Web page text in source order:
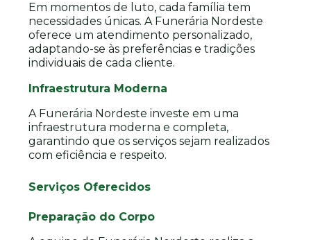
Em momentos de luto, cada família tem
necessidades únicas. A Funerária Nordeste
oferece um atendimento personalizado,
adaptando-se às preferências e tradições
individuais de cada cliente.
Infraestrutura Moderna
A Funerária Nordeste investe em uma
infraestrutura moderna e completa,
garantindo que os serviços sejam realizados
com eficiência e respeito.
Serviços Oferecidos
Preparação do Corpo